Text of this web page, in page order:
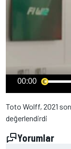
00:00
Toto Wolff, 2021
değerlendirdi
Yorumlar